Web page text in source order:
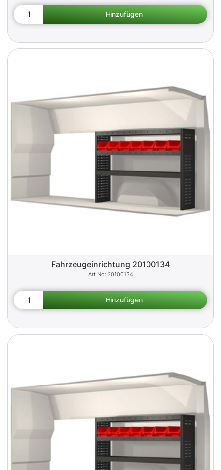
Fahrzeugeinrichtung 20100134
20100134